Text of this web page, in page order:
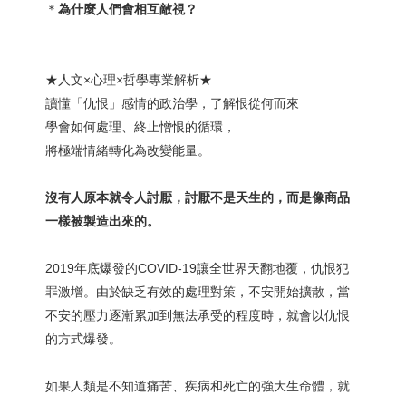
＊ 為什麼人們會相互敵視？
★人文×心理×哲學專業解析★
讀懂「仇恨」感情的政治學，了解恨從何而來
學會如何處理、終止憎恨的循環，
將極端情緒轉化為改變能量。
沒有人原本就令人討厭，討厭不是天生的，而是像商品
一樣被製造出來的。
2019年底爆發的COVID-19讓全世界天翻地覆，仇恨犯
罪激增。由於缺乏有效的處理對策，不安開始擴散，當
不安的壓力逐漸累加到無法承受的程度時，就會以仇恨
的方式爆發。
如果人類是不知道痛苦、疾病和死亡的強大生命體，就